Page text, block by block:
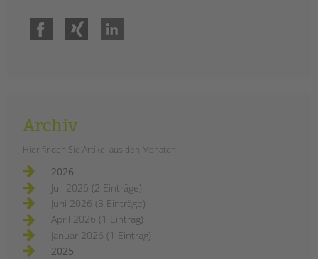
Facebook
Archiv
Hier finden Sie Artikel aus den Monaten
2026
Juli 2026 (2 Einträge)
Juni 2026 (3 Einträge)
April 2026 (1 Eintrag)
Januar 2026 (1 Eintrag)
2025